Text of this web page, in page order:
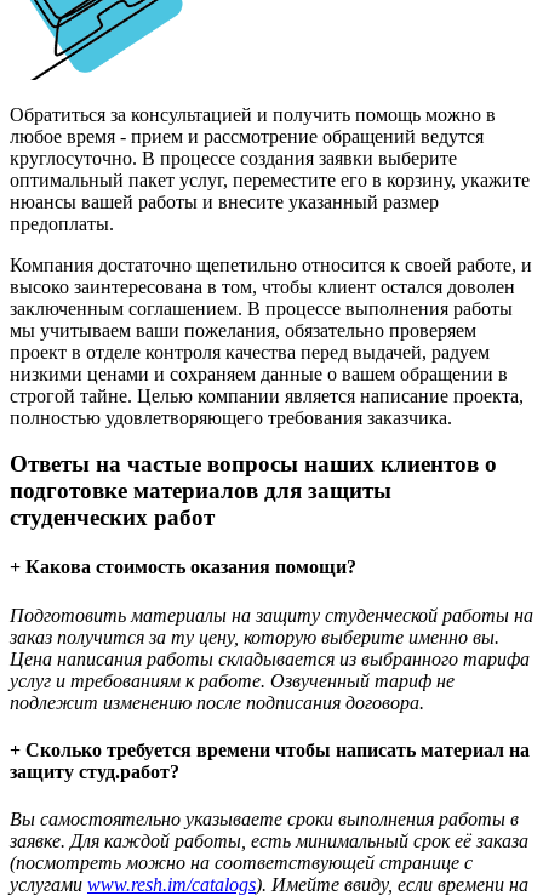
Обратиться за консультацией и получить помощь можно в
любое время - прием и рассмотрение обращений ведутся
круглосуточно. В процессе создания заявки выберите
оптимальный пакет услуг, переместите его в корзину, укажите
нюансы вашей работы и внесите указанный размер
предоплаты.
Компания достаточно щепетильно относится к своей работе, и
высоко заинтересована в том, чтобы клиент остался доволен
заключенным соглашением. В процессе выполнения работы
мы учитываем ваши пожелания, обязательно проверяем
проект в отделе контроля качества перед выдачей, радуем
низкими ценами и сохраняем данные о вашем обращении в
строгой тайне. Целью компании является написание проекта,
полностью удовлетворяющего требования заказчика.
Ответы на частые вопросы наших клиентов о
подготовке материалов для защиты
студенческих работ
+ Какова стоимость оказания помощи?
Подготовить материалы на защиту студенческой работы на
заказ получится за ту цену, которую выберите именно вы.
Цена написания работы складывается из выбранного тарифа
услуг и требованиям к работе. Озвученный тариф не
подлежит изменению после подписания договора.
+ Сколько требуется времени чтобы написать материал на
защиту студ.работ?
Вы самостоятельно указываете сроки выполнения работы в
заявке. Для каждой работы, есть минимальный срок её заказа
(посмотреть можно на соответствующей странице с
услугами www.resh.im/catalogs). Имейте ввиду, если времени на